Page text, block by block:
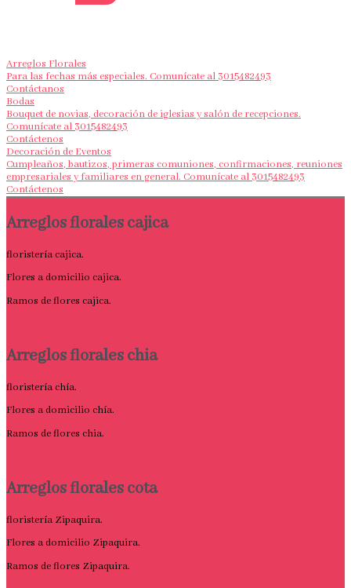
Arreglos Florales
Para las fechas más especiales. Comunícate al 3015482493
Contáctanos
Bodas
Bouquet de novias, decoración de iglesias y salón de recepciones.
Comunícate al 3015482493
Contáctenos
Decoración de Eventos
Cumpleaños, bautizos, primeras comuniones, confirmaciones, reuniones
empresariales y familiares en general. Comunícate al 3015482493
Contáctenos
Arreglos florales cajica
floristería cajica.
Flores a domicilio cajica.
Ramos de flores cajica.
Arreglos florales chia
floristería chía.
Flores a domicilio chía.
Ramos de flores chia.
Arreglos florales cota
floristería Zipaquira.
Flores a domicilio Zipaquira.
Ramos de flores Zipaquira.